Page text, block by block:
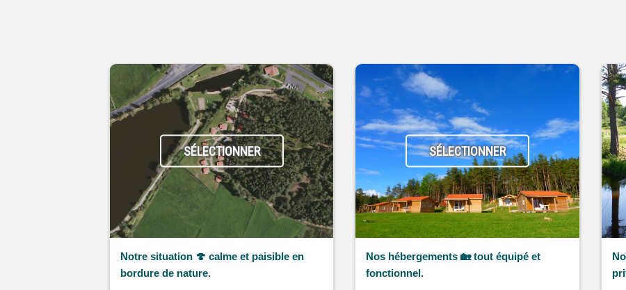
SÉLECTIONNER
Notre situation 🍄 calme et paisible en
bordure de nature.
SÉLECTIONNER
Nos hébergements 🏡 tout équipé et
fonctionnel.